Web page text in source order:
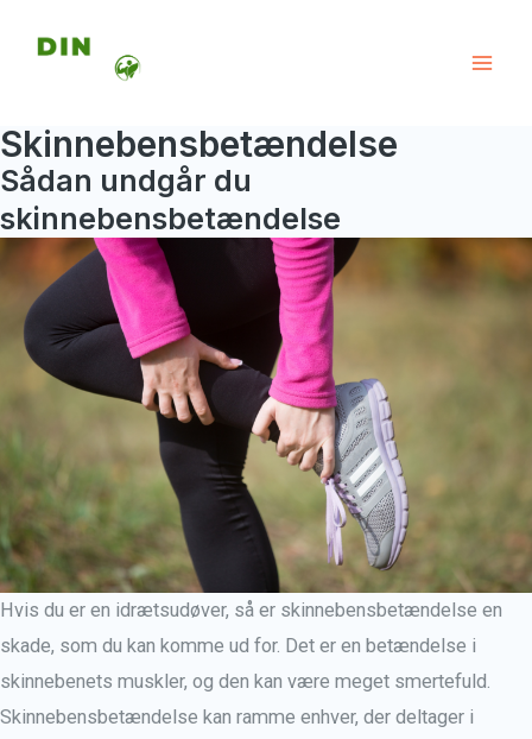
Skinnebensbetændelse
Sådan undgår du
skinnebensbetændelse
Hvis du er en idrætsudøver, så er skinnebensbetændelse en
skade, som du kan komme ud for. Det er en betændelse i
skinnebenets muskler, og den kan være meget smertefuld.
Skinnebensbetændelse kan ramme enhver, der deltager i